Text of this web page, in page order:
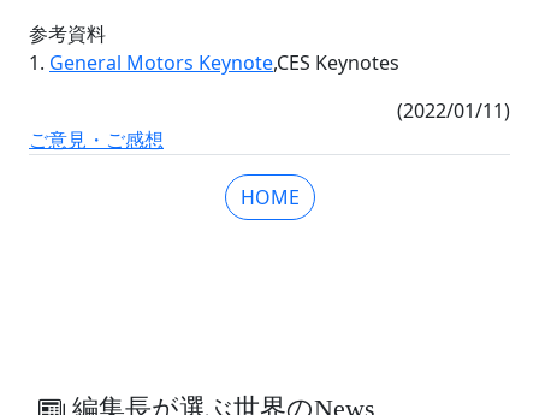
参考資料
1. General Motors Keynote,CES Keynotes
(2022/01/11)
ご意見・ご感想
HOME
編集長が選ぶ世界のNews